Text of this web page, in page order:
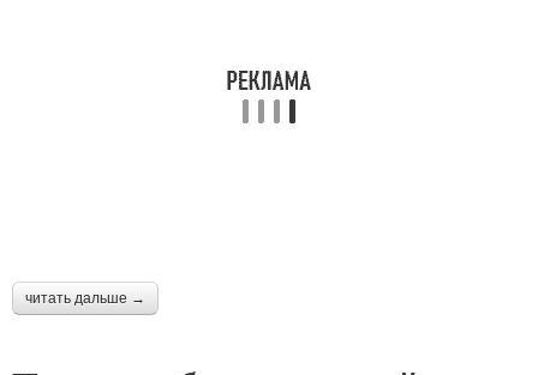
читать дальше →